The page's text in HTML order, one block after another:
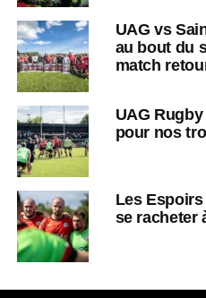
UAG vs
au bout du
match
UAG
pour nos
Les Espoirs
se racheter